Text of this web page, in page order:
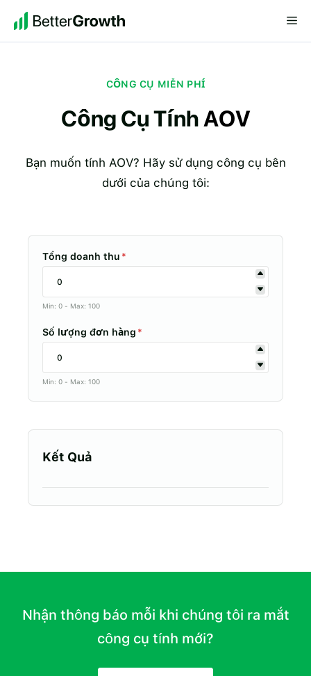
đến
nội
CÔNG CỤ MIỄN PHÍ
Công Cụ TínhAOV
Bạn muốn tính AOV? Hãy sử dụng công cụ bên
dưới của chúng tôi:
Tổng doanh thu *
Min: 0 - Max: 100
Số lượng đơn hàng *
Min: 0 - Max: 100
Kết Quả
Nhận thông báo mỗi khi chúng tôi ra mắt
công cụ tính mới?